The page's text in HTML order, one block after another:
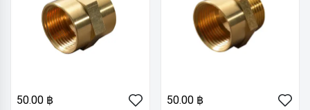
50.00 ฿ 50.00 ฿